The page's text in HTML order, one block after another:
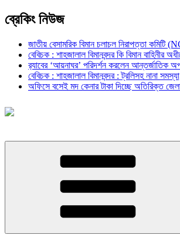
ব্রেকিং নিউজ
জাতীয় বেসামরিক বিমান চলাচল নিরাপত্তা কমিটি
বেবিচক : শাহজালাল বিমানবন্দর কি বিমান
র‍্যাবের ‘আয়নাঘর’ পরিদর্শন করলেন আন্তর্জাতিক
বেবিচক : শাহজালাল বিমানবন্দর : ট্রলিসহ নানা
অফিসে বসেই মদ কেনার টাকা দিচ্ছে অতিরিক্ত